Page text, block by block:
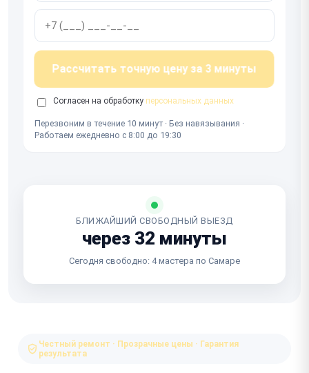
Рассчитать точную цену за 3 минуты
Согласен на обработку персональных данных
Перезвоним в течение 10 минут · Без навязывания ·
Работаем ежедневно с 8:00 до 19:30
БЛИЖАЙШИЙ СВОБОДНЫЙ ВЫЕЗД
через 32 минуты
Сегодня свободно: 4 мастера по Самаре
Честный ремонт · Прозрачные цены · Гарантия
результата